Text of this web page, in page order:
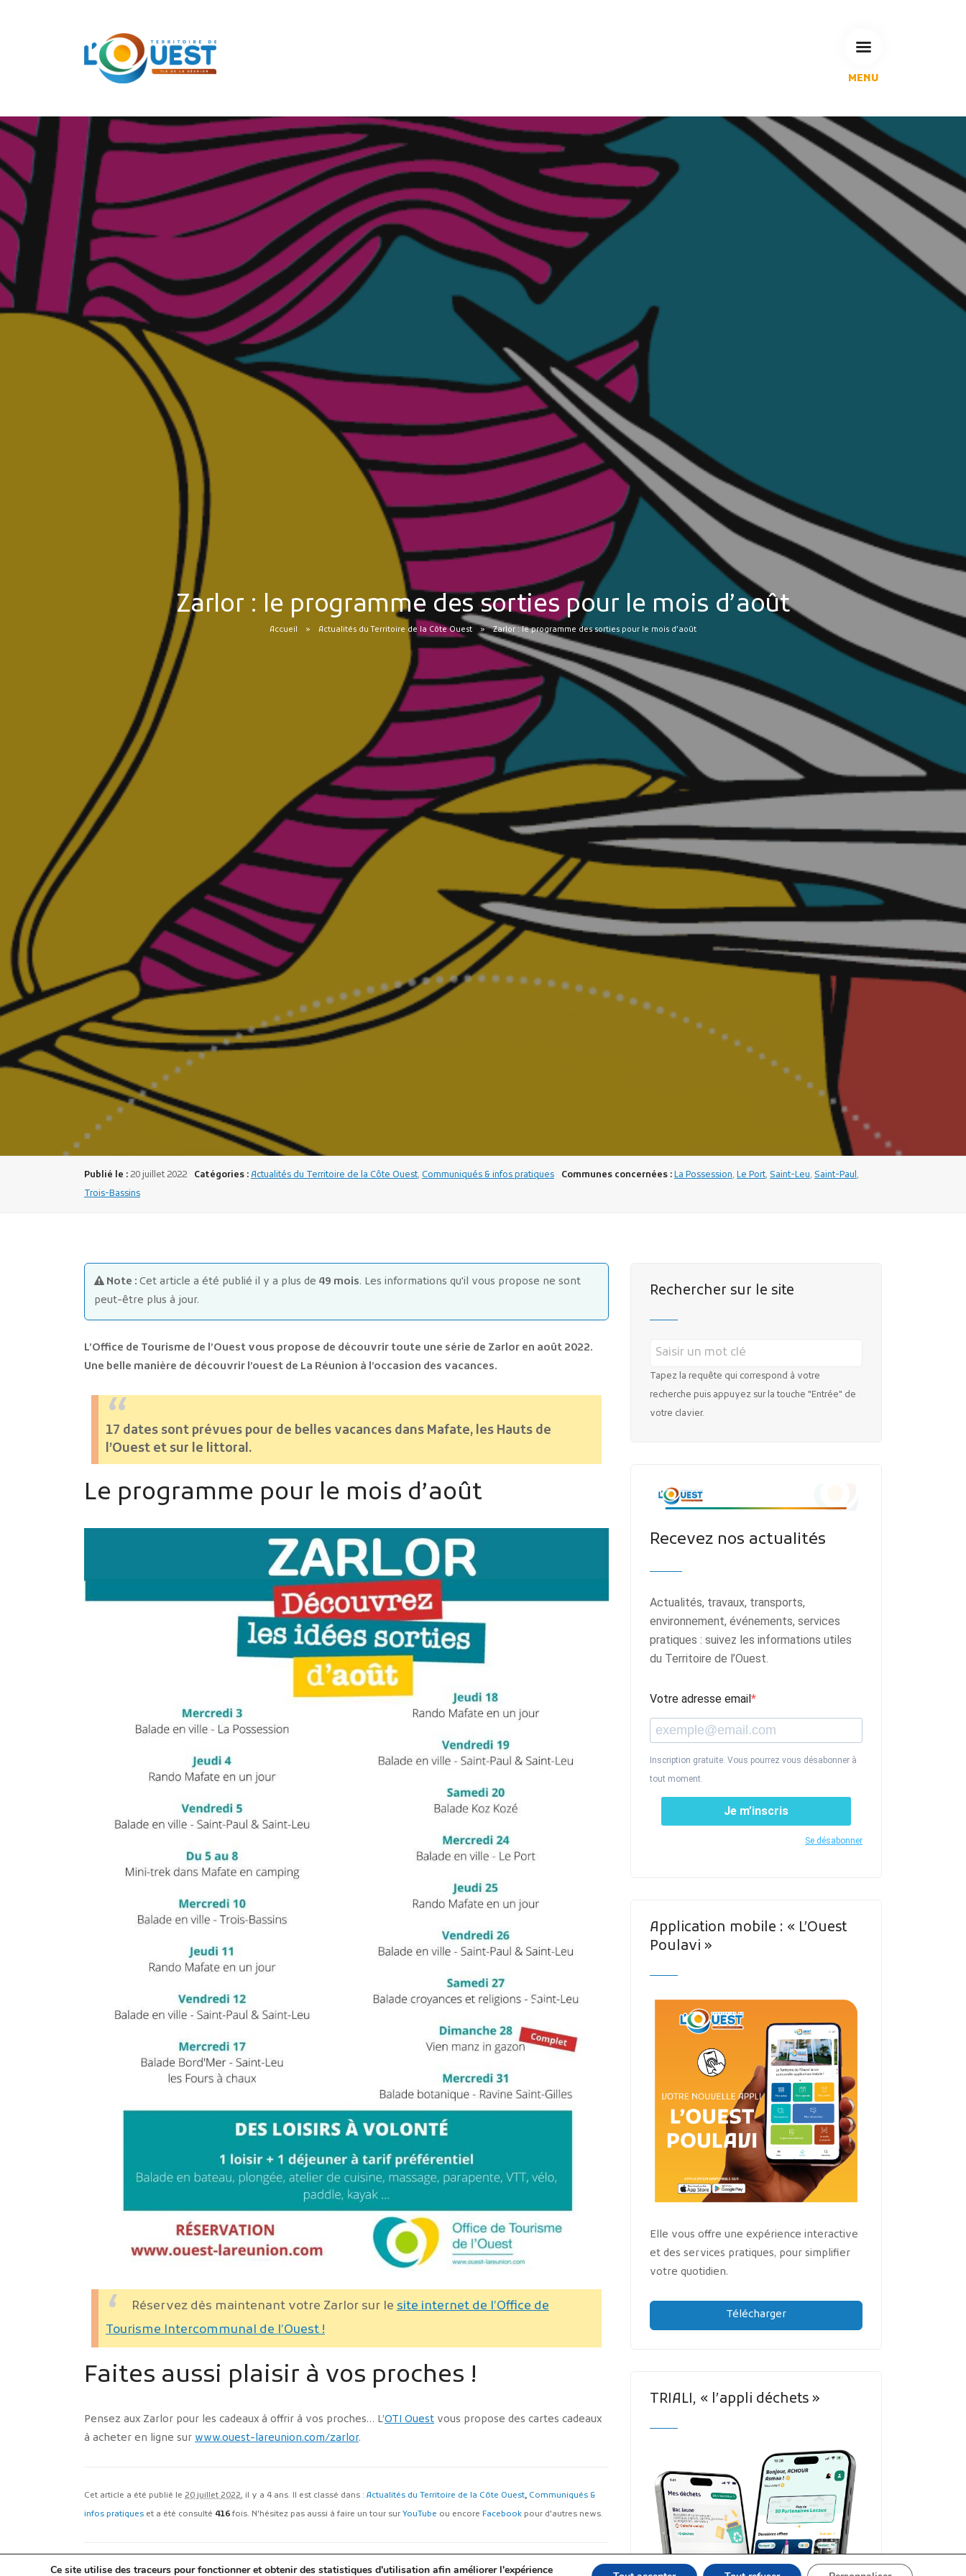
MENU
Espace Habitant
Espace Pédagogique
Publicité des actes
Marchés publics
Projets financés par l'Europe
Plans d'accès
Zarlor : le programme des sorties pour le mois d’août
Accueil Actualités du Territoire de la Côte Ouest Zarlor : le programme des sorties pour le mois d’août
Publié le : 20 juillet 2022 Catégories :Actualités du Territoire de la Côte Ouest, Communiqués & infos pratiques Communes concernées :La Possession, Le Port, Saint-Leu, Saint-Paul,
Trois-Bassins
Note : Cet article a été publié il y a plus de 49 mois. Les informations qu'il vous propose ne sont
peut-être plus à jour.
L’Office de Tourisme de l’Ouest vous propose de découvrir toute une série de Zarlor en août 2022.
Une belle manière de découvrir l’ouest de La Réunion à l’occasion des vacances.
17 dates sont prévues pour de belles vacances dans Mafate, les Hauts de
l’Ouest et sur le littoral.
Le programme pour le mois d’août
Réservez dès maintenant votre Zarlor sur lesite internet de l’Office de
Tourisme Intercommunal de l’Ouest!
Faites aussi plaisir à vos proches !
Pensez aux Zarlor pour les cadeaux à offrir à vos proches… L’OTI Ouest vous propose des cartes cadeaux
à acheter en ligne sur www.ouest-lareunion.com/zarlor.
Cet article a été publié le 20 juillet 2022, il y a 4 ans. Il est classé dans : Actualités du Territoire de la Côte Ouest, Communiqués &
infos pratiques et a été consulté 416 fois. N'hésitez pas aussi à faire un tour sur YouTube ou encore Facebook pour d'autres news.
Rechercher sur le site
Tapez la requête qui correspond à votre
recherche puis appuyez sur la touche "Entrée" de
votre clavier.
Recevez nos actualités
Actualités, travaux, transports,
environnement, événements, services
pratiques : suivez les informations utiles
du Territoire de l’Ouest.
Votre adresse email
Inscription gratuite. Vous pourrez vous désabonner à
tout moment.
Je m’inscris
Se désabonner
Application mobile : « L’Ouest
Poulavi »
Elle vous offre une expérience interactive
et des services pratiques, pour simplifier
votre quotidien.
Télécharger
TRIALI, « l’appli déchets »
Ce site utilise des traceurs pour fonctionner et obtenir des statistiques d'utilisation afin améliorer l'expérience